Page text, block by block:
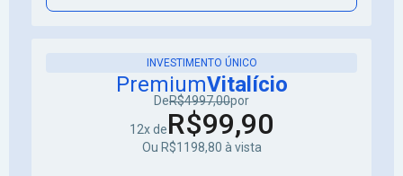
INVESTIMENTO ÚNICO
PremiumVitalício
DeR$4997,00por
12x deR$99,90
Ou R$1198,80 à vista